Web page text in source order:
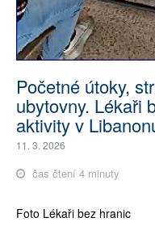
Početné útoky,
ubytovny. Lékaři
aktivity v
11. 3. 2026
čas čtení 4 minuty
Foto Lékaři bez hranic